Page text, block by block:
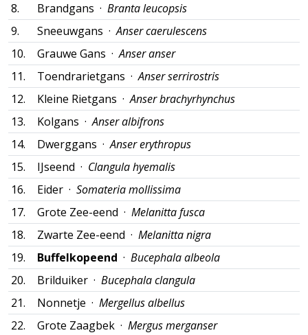
8.
Brandgans · Branta leucopsis
9.
Sneeuwgans ·Anser caerulescens
10.
Grauwe Gans ·Anser anser
11.
Toendrarietgans ·Anser serrirostris
12.
Kleine Rietgans ·Anser brachyrhynchus
13.
Kolgans ·Anser albifrons
14.
Dwerggans ·Anser erythropus
15.
IJseend · Clangula hyemalis
16.
Eider · Somateria mollissima
17.
Grote Zee-eend · Melanitta fusca
18.
Zwarte Zee-eend · Melanitta nigra
19.
Buffelkopeend · Bucephala albeola
20.
Brilduiker · Bucephala clangula
21.
Nonnetje · Mergellus albellus
22.
Grote Zaagbek · Mergus merganser